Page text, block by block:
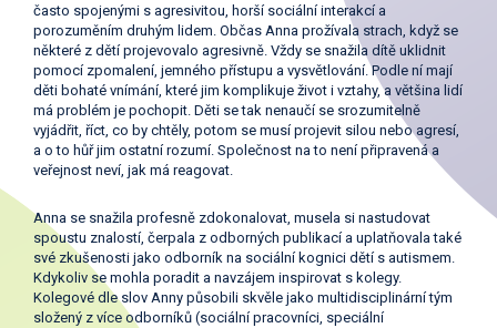
často spojenými s agresivitou, horší sociální interakcí a
porozuměním druhým lidem. Občas Anna prožívala strach, když se
některé z dětí projevovalo agresivně. Vždy se snažila dítě uklidnit
pomocí zpomalení, jemného přístupu a vysvětlování. Podle ní mají
děti bohaté vnímání, které jim komplikuje život i vztahy, a většina lidí
má problém je pochopit. Děti se tak nenaučí se srozumitelně
vyjádřit, říct, co by chtěly, potom se musí projevit silou nebo agresí,
a o to hůř jim ostatní rozumí. Společnost na to není připravená a
veřejnost neví, jak má reagovat.
Anna se snažila profesně zdokonalovat, musela si nastudovat
spoustu znalostí, čerpala z odborných publikací a uplatňovala také
své zkušenosti jako odborník na sociální kognici dětí s autismem.
Kdykoliv se mohla poradit a navzájem inspirovat s kolegy.
Kolegové dle slov Anny působili skvěle jako multidisciplinární tým
složený z více odborníků (sociální pracovníci, speciální